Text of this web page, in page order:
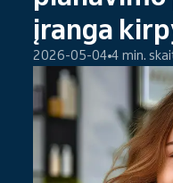
įranga
2026-05-04 4 min.